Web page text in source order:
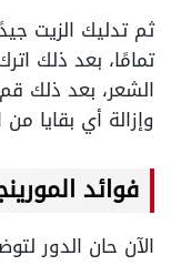
ثم تدليك الزيت
تمامًا، بعد ذلك
الشعر، بعد ذلك
وإزالة أي بقايا من
فوائد
الآن حان الدور